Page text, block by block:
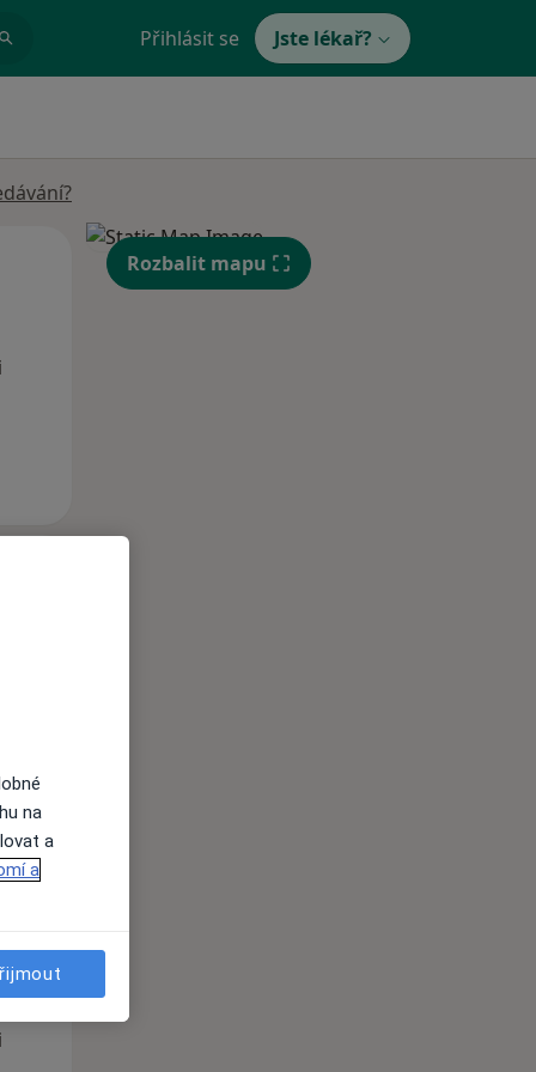
Přihlásit se Jste lékař?
Út St
12 Srpen
10 Srpen
Rozbalit mapu
na
a
a